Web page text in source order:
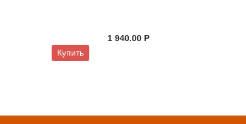
Купить
1 940.00 P